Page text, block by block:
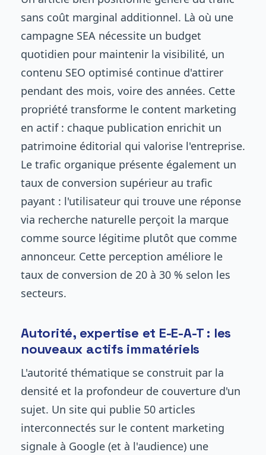
sans coût marginal additionnel. Là où une
campagne SEA nécessite un budget
quotidien pour maintenir la visibilité, un
contenu SEO optimisé continue d'attirer
pendant des mois, voire des années. Cette
propriété transforme le content marketing
en actif : chaque publication enrichit un
patrimoine éditorial qui valorise l'entreprise.
Le trafic organique présente également un
taux de conversion supérieur au trafic
payant : l'utilisateur qui trouve une réponse
via recherche naturelle perçoit la marque
comme source légitime plutôt que comme
annonceur. Cette perception améliore le
taux de conversion de 20 à 30 % selon les
secteurs.
Autorité, expertise et E-E-A-T : les
nouveaux actifs immatériels
L'autorité thématique se construit par la
densité et la profondeur de couverture d'un
sujet. Un site qui publie 50 articles
interconnectés sur le content marketing
signale à Google (et à l'audience) une